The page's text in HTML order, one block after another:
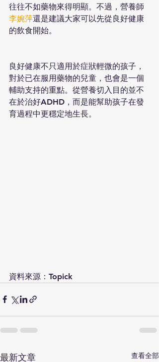
往往不如藥物來得明顯。不過，營養師
李婉萍還是建議大家可以先從良好健康
的飲食開始。
良好健康不只適用於症狀輕微的孩子，
對於已在服用藥物的兒童，也會是一個
輔助支持的重點。從營養切入目的並不
在於治好ADHD，而是能幫助孩子在發
育過程中更穩定地生長。
資料來源：Topick
最新文章 查看全部